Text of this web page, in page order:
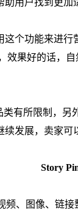
个功能来进
效果好的话，
有所限制，
发展，卖家可
Story
频、图像、链